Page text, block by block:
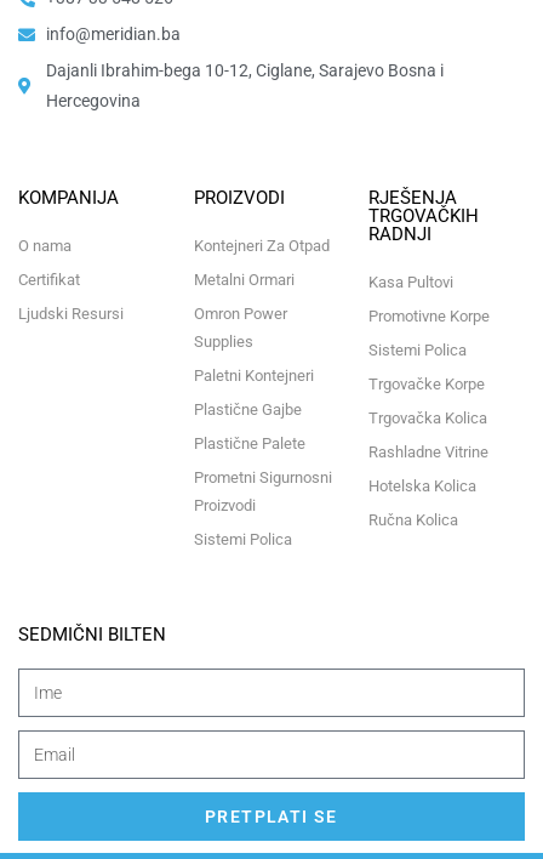
info@meridian.ba
Dajanli Ibrahim-bega 10-12, Ciglane, Sarajevo Bosna i
Hercegovina​
KOMPANIJA
O nama
Certifikat
Ljudski Resursi
PROIZVODI
Kontejneri Za Otpad
Metalni Ormari
Omron Power
Supplies
Paletni Kontejneri
Plastične Gajbe
Plastične Palete
Prometni Sigurnosni
Proizvodi
Sistemi Polica
RJEŠENJA
TRGOVAČKIH
RADNJI
Kasa Pultovi
Promotivne Korpe
Sistemi Polica
Trgovačke Korpe
Trgovačka Kolica
Rashladne Vitrine
Hotelska Kolica
Ručna Kolica
SEDMIČNI BILTEN
PRETPLATI SE